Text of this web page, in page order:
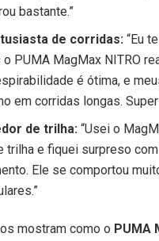
bastante.”
de corridas:“Eu
PUMA MagMax NITRO
é ótima, e
em corridas longas.
de trilha:“Usei o
trilha e fiquei surpreso
Ele se comportou
mostram como o PUMA